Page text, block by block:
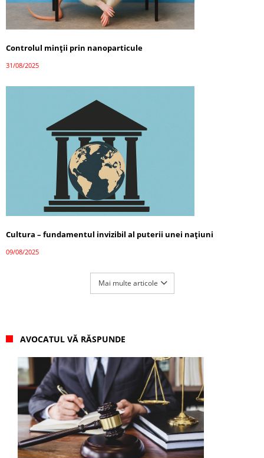
Controlul minții prin nanoparticule
31/08/2025
Cultura – fundamentul invizibil al puterii unei națiuni
09/08/2025
Mai multe articole
AVOCATUL VĂ RĂSPUNDE